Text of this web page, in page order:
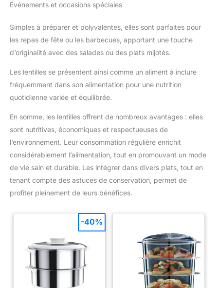
Événements et occasions spéciales
Simples à préparer et polyvalentes, elles sont parfaites pour
les repas de fête ou les barbecues, apportant une touche
d’originalité avec des salades ou des plats mijotés.
Les lentilles se présentent ainsi comme un aliment à inclure
fréquemment dans son alimentation pour une nutrition
quotidienne variée et équilibrée.
En somme, les lentilles offrent de nombreux avantages : elles
sont nutritives, économiques et respectueuses de
l’environnement. Leur consommation régulière enrichit
considérablement l’alimentation, tout en promouvant un mode
de vie sain et durable. Les intégrer dans divers plats, tout en
tenant compte des astuces de conservation, permet de
profiter pleinement de leurs bénéfices.
-40%